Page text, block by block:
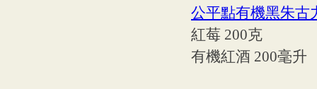
公平點有機黑朱古
紅莓 200克
有機紅酒 200毫升